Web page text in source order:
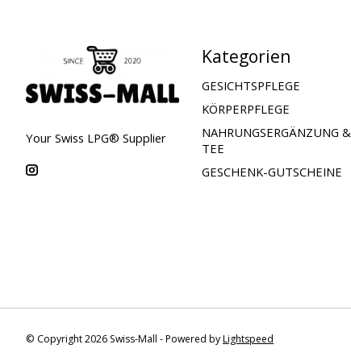
Your Swiss LPG® Supplier
Kategorien
GESICHTSPFLEGE
KÖRPERPFLEGE
NAHRUNGSERGÄNZUNG &
TEE
GESCHENK-GUTSCHEINE
© Copyright 2026 Swiss-Mall - Powered byLightspeed